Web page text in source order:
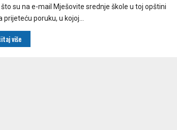
su na e-mail Mješovite srednje škole u toj opštini
prijeteću poruku, u kojoj...
više